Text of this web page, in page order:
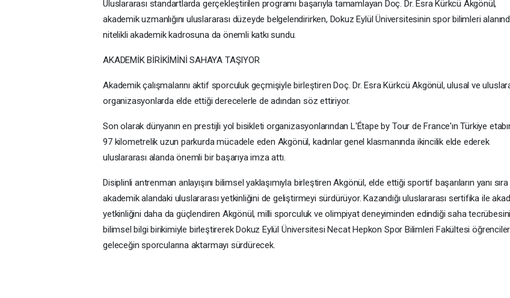
Uluslararası standartlarda gerçekleştirilen programı başarıyla tamamlayan Doç. Dr. Esra Kürkcü Akgönül,
akademik uzmanlığını uluslararası düzeyde belgelendirirken, Dokuz Eylül Üniversitesinin spor bilimleri
nitelikli akademik kadrosuna da önemli katkı sundu.
AKADEMİK BİRİKİMİNİ SAHAYA TAŞIYOR
Akademik çalışmalarını aktif sporculuk geçmişiyle birleştiren Doç. Dr. Esra Kürkcü Akgönül, ulusal ve
organizasyonlarda elde ettiği derecelerle de adından söz ettiriyor.
Son olarak dünyanın en prestijli yol bisikleti organizasyonlarından L'Étape by Tour de France'ın Türkiye
97 kilometrelik uzun parkurda mücadele eden Akgönül, kadınlar genel klasmanında ikincilik elde ederek
uluslararası alanda önemli bir başarıya imza attı.
Disiplinli antrenman anlayışını bilimsel yaklaşımıyla birleştiren Akgönül, elde ettiği sportif başarıların yanı sıra
akademik alandaki uluslararası yetkinliğini de geliştirmeyi sürdürüyor. Kazandığı uluslararası sertifika ile
yetkinliğini daha da güçlendiren Akgönül, milli sporculuk ve olimpiyat deneyiminden edindiği saha tecrübesini
bilimsel bilgi birikimiyle birleştirerek Dokuz Eylül Üniversitesi Necat Hepkon Spor Bilimleri Fakültesi
geleceğin sporcularına aktarmayı sürdürecek.